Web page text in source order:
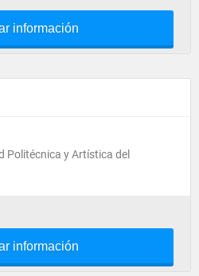
información
Politécnica y Artística del
información